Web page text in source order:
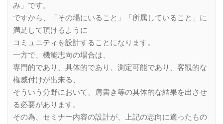
み」です。
ですから、「その場にいること」「所属していること」に
満足して頂けるように
コミュニティを設計することになります。
一方で、機能志向の場合は、
専門的であり、具体的であり、測定可能であり、客観的な
権威付けが出来る、
そういう分野において、肩書き等の具体的な結果を出させ
る必要があります。
その為、セミナー内容の設計が、上記の志向に適ったもの